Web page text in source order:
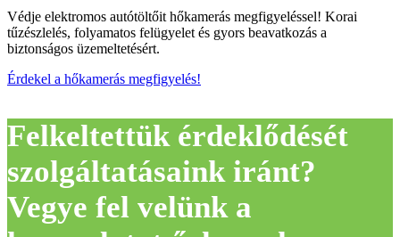
Védje elektromos autótöltőit hőkamerás megfigyeléssel! Korai
tűzészlelés, folyamatos felügyelet és gyors beavatkozás a
biztonságos üzemeltetésért.
Érdekel a hőkamerás megfigyelés!
Felkeltettük érdeklődését
szolgáltatásaink iránt?
Vegye fel velünk a